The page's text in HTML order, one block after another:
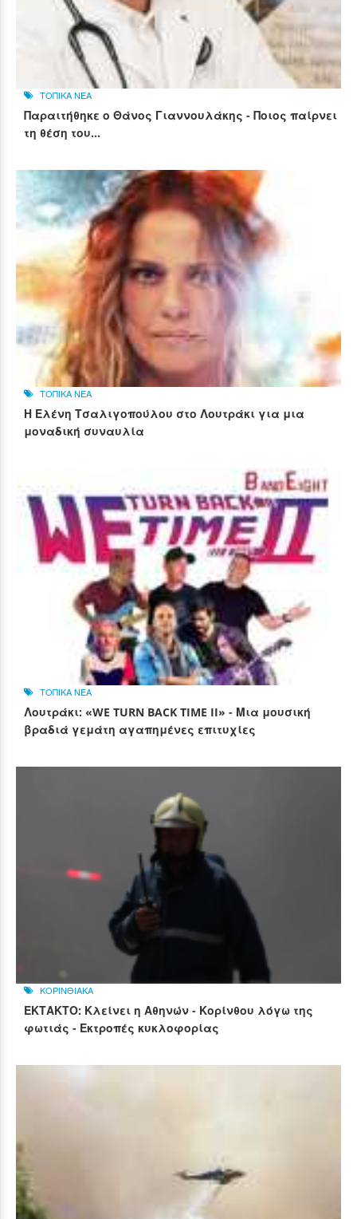
ΤΟΠΙΚΑ ΝΕΑ
Παραιτήθηκε ο Θάνος Γιαννουλάκης - Ποιος παίρνει
τη θέση του...
ΤΟΠΙΚΑ ΝΕΑ
Η Ελένη Τσαλιγοπούλου στο Λουτράκι για μια
μοναδική συναυλία
ΤΟΠΙΚΑ ΝΕΑ
Λουτράκι: «WE TURN BACK TIME II» - Μια μουσική
βραδιά γεμάτη αγαπημένες επιτυχίες
ΚΟΡΙΝΘΙΑΚΑ
ΕΚΤΑΚΤΟ: Κλείνει η Αθηνών - Κορίνθου λόγω της
φωτιάς - Εκτροπές κυκλοφορίας